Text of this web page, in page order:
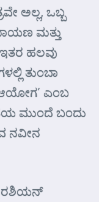
ಅಲ್ಲ, ಒಬ್ಬ
ಮತ್ತು
ಹಲವು
ತುಂಬಾ
ಆಯೋಗ’ ಎಂಬ
ಮುಂದೆ ಬಂದು
ನವೀನ
ರಶಿಯನ್